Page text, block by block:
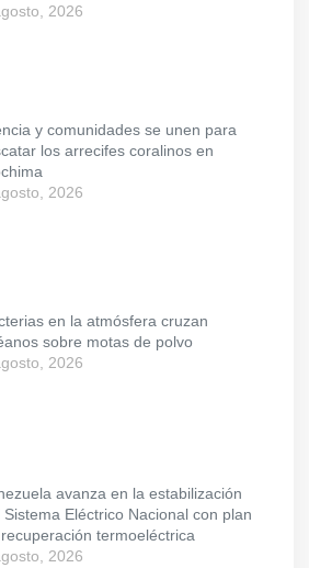
2026
y comunidades se unen para
los arrecifes coralinos en
2026
en la atmósfera cruzan
sobre motas de polvo
2026
avanza en la estabilización
Sistema Eléctrico Nacional con plan
termoeléctrica
2026